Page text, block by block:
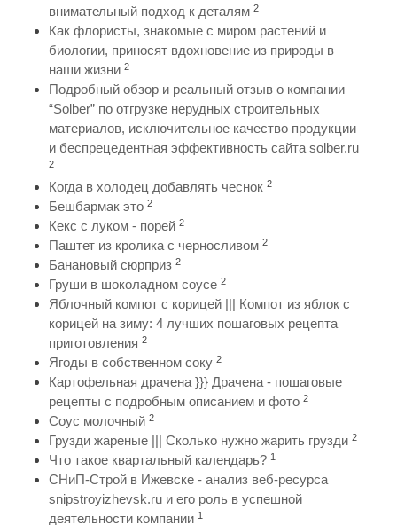
внимательный подход к деталям 2
Как флористы, знакомые с миром растений и
биологии, приносят вдохновение из природы в
наши жизни 2
Подробный обзор и реальный отзыв о компании
“Solber” по отгрузке нерудных строительных
материалов, исключительное качество продукции
и беспрецедентная эффективность сайта solber.ru
2
Когда в холодец добавлять чеснок 2
Бешбармак это 2
Кекс с луком - порей 2
Паштет из кролика с черносливом 2
Банановый сюрприз 2
Груши в шоколадном соусе 2
Яблочный компот с корицей ||| Компот из яблок с
корицей на зиму: 4 лучших пошаговых рецепта
приготовления 2
Ягоды в собственном соку 2
Картофельная драчена }}} Драчена - пошаговые
рецепты с подробным описанием и фото 2
Соус молочный 2
Грузди жареные ||| Сколько нужно жарить грузди 2
Что такое квартальный календарь? 1
СНиП-Строй в Ижевске - анализ веб-ресурса
snipstroyizhevsk.ru и его роль в успешной
деятельности компании 1